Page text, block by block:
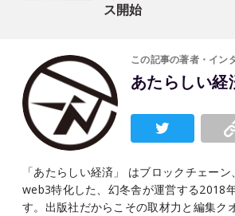
ス開始
この記事の著者・イン
あたらしい経
「あたらしい経済」 はブロックチェー
web3特化した、幻冬舎が運営する2018
す。出版社だからこその取材力と編集ク